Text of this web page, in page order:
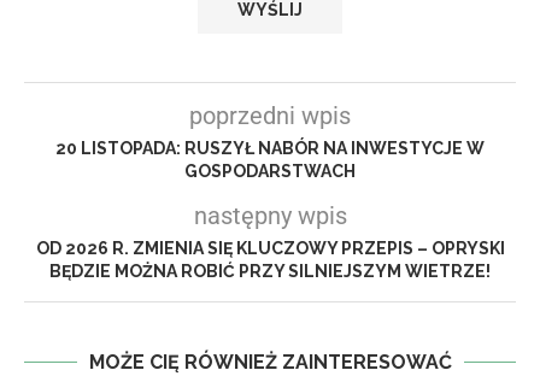
poprzedni wpis
20 LISTOPADA: RUSZYŁ NABÓR NA INWESTYCJE W
GOSPODARSTWACH
następny wpis
OD 2026 R. ZMIENIA SIĘ KLUCZOWY PRZEPIS – OPRYSKI
BĘDZIE MOŻNA ROBIĆ PRZY SILNIEJSZYM WIETRZE!
MOŻE CIĘ RÓWNIEŻ ZAINTERESOWAĆ